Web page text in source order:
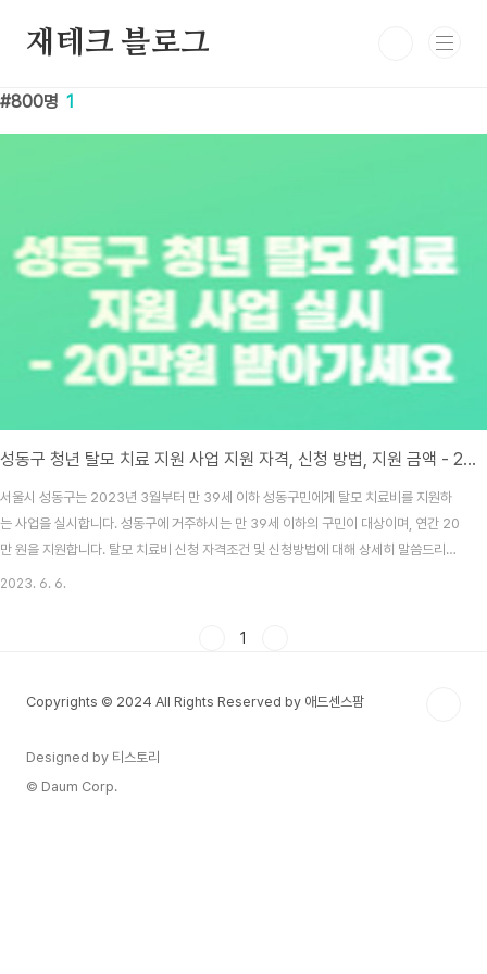
재테크 블로그
800명 1
성동구 청년 탈모 치료 지원 사업 지원 자격, 신청 방법, 지원 금액 - 20만원 받아가세요
서울시 성동구는 2023년 3월부터 만 39세 이하 성동구민에게 탈모 치료비를 지원하
는 사업을 실시합니다. 성동구에 거주하시는 만 39세 이하의 구민이 대상이며, 연간 20
만 원을 지원합니다. 탈모 치료비 신청 자격조건 및 신청방법에 대해 상세히 말씀드리겠
습니다. 목차 성동구 청년 탈모 치료 지원 사업이란? 서울시 성동구는 만 39세 이하 성
니다. 성동구 청년 ..
2023. 6. 6.
1
Copyrights © 2024 All Rights Reserved by 애드센스팜
Designed by 티스토리
© Daum Corp.